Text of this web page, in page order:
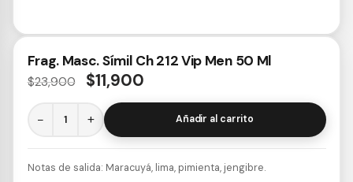
Frag. Masc. Símil Ch 212 Vip Men 50 Ml
$23,900 $11,900
− + Añadir al carrito
Notas de salida: Maracuyá, lima, pimienta, jengibre.